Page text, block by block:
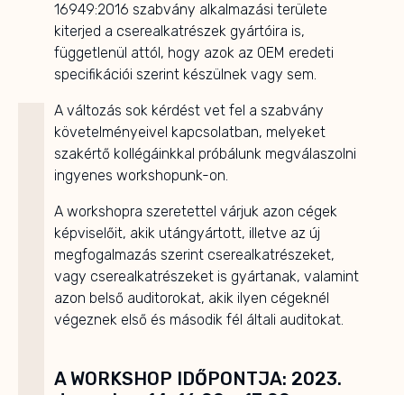
16949:2016 szabvány alkalmazási területe
kiterjed a cserealkatrészek gyártóira is,
függetlenül attól, hogy azok az OEM eredeti
specifikációi szerint készülnek vagy sem.
A változás sok kérdést vet fel a szabvány
követelményeivel kapcsolatban, melyeket
szakértő kollégáinkkal próbálunk megválaszolni
ingyenes workshopunk-on.
A workshopra szeretettel várjuk azon cégek
képviselőit, akik utángyártott, illetve az új
megfogalmazás szerint cserealkatrészeket,
vagy cserealkatrészeket is gyártanak, valamint
azon belső auditorokat, akik ilyen cégeknél
végeznek első és második fél általi auditokat.
A WORKSHOP IDŐPONTJA: 2023.